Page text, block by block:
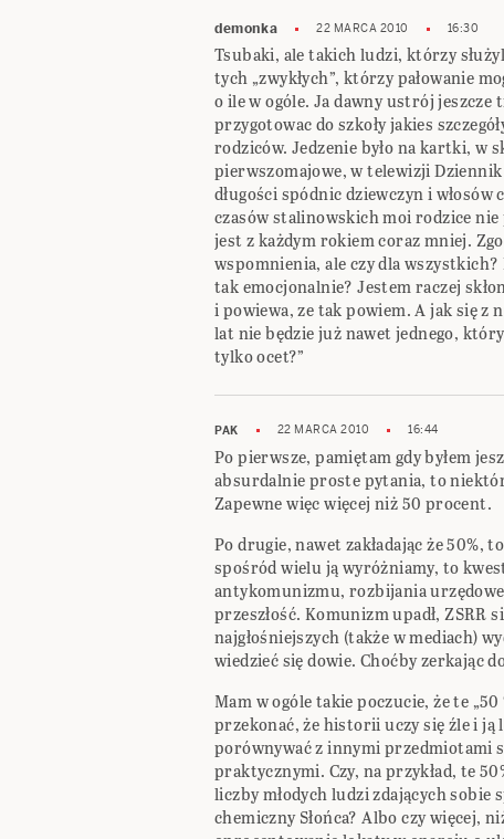
demonka 22 MARCA 2010 16:30
Tsubaki, ale takich ludzi, którzy
tych „zwykłych”, którzy pałowanie
o ile w ogóle. Ja dawny ustrój jeszcze
przygotowac do szkoły jakies
rodziców. Jedzenie było na kartki, w
pierwszomajowe, w telewizji
długości spódnic dziewczyn i
czasów stalinowskich moi rodzice
jest z każdym rokiem coraz mniej.
wspomnienia, ale czy dla
tak emocjonalnie? Jestem raczej
i powiewa, ze tak powiem. A jak się z
lat nie będzie już nawet jednego,
tylko ocet?”
PAK 22 MARCA 2010 16:44
Po pierwsze, pamiętam gdy byłem
absurdalnie proste pytania, to
Zapewne więc więcej niż 50 procent.
Po drugie, nawet zakładając że 50%,
spośród wielu ją wyróżniamy, to
antykomunizmu, rozbijania
przeszłość. Komunizm upadł, ZSRR
najgłośniejszych (także w mediach)
wiedzieć się dowie. Choćby zerkając
Mam w ogóle takie poczucie, że te
przekonać, że historii uczy się źle i ją
porównywać z innymi przedmiotami
praktycznymi. Czy, na przykład, te
liczby młodych ludzi zdających sobie
chemiczny Słońca? Albo czy więcej,